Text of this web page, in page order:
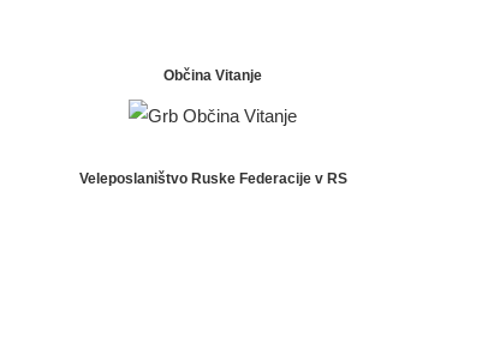
Občina Vitanje
Veleposlaništvo Ruske Federacije v RS